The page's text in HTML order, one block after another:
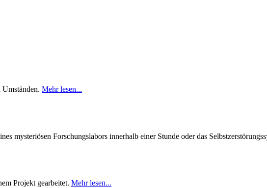
Mehr lesen...
mysteriösen Forschungslabors innerhalb einer Stunde oder das
Projekt gearbeitet. Mehr lesen...